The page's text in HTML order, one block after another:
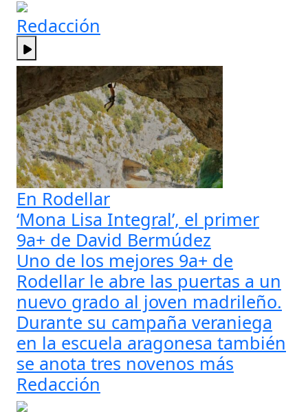
Redacción
En Rodellar
‘Mona Lisa Integral’, el primer
9a+ de David Bermúdez
Uno de los mejores 9a+ de
Rodellar le abre las puertas a un
nuevo grado al joven madrileño.
Durante su campaña veraniega
en la escuela aragonesa también
se anota tres novenos más
Redacción